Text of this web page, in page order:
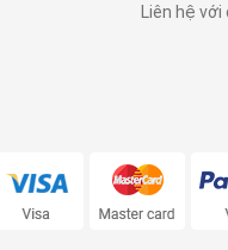
Liên hệ với